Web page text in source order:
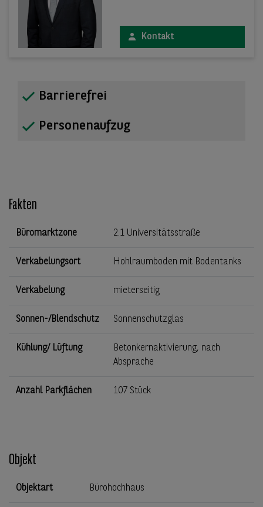
Kontakt
Barrierefrei
Personenaufzug
Fakten
Büromarktzone 2.1 Universitätsstraße
Verkabelungsort Hohlraumboden mit Bodentanks
Verkabelung mieterseitig
Sonnen-/Blendschutz Sonnenschutzglas
Kühlung/ Lüftung
Betonkernaktivierung, nach
Absprache
Anzahl Parkflächen 107 Stück
Objekt
Objektart Bürohochhaus